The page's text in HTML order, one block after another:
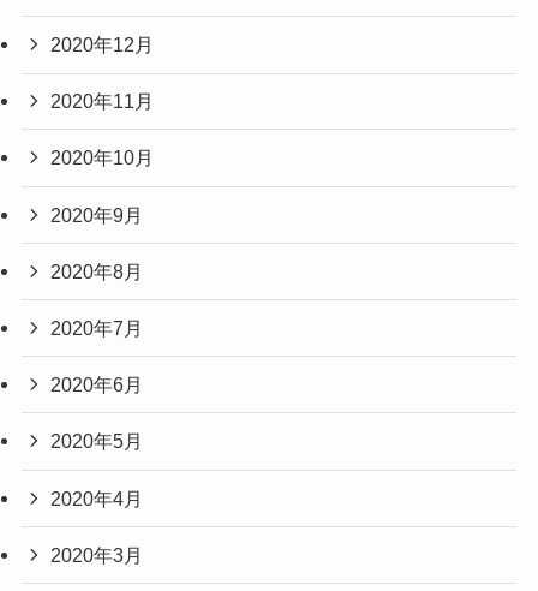
2020年12月
2020年11月
2020年10月
2020年9月
2020年8月
2020年7月
2020年6月
2020年5月
2020年4月
2020年3月